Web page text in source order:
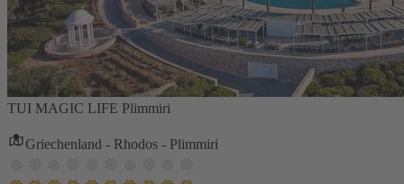
TUI MAGIC LIFE Plimmiri
Griechenland - Rhodos - Plimmiri